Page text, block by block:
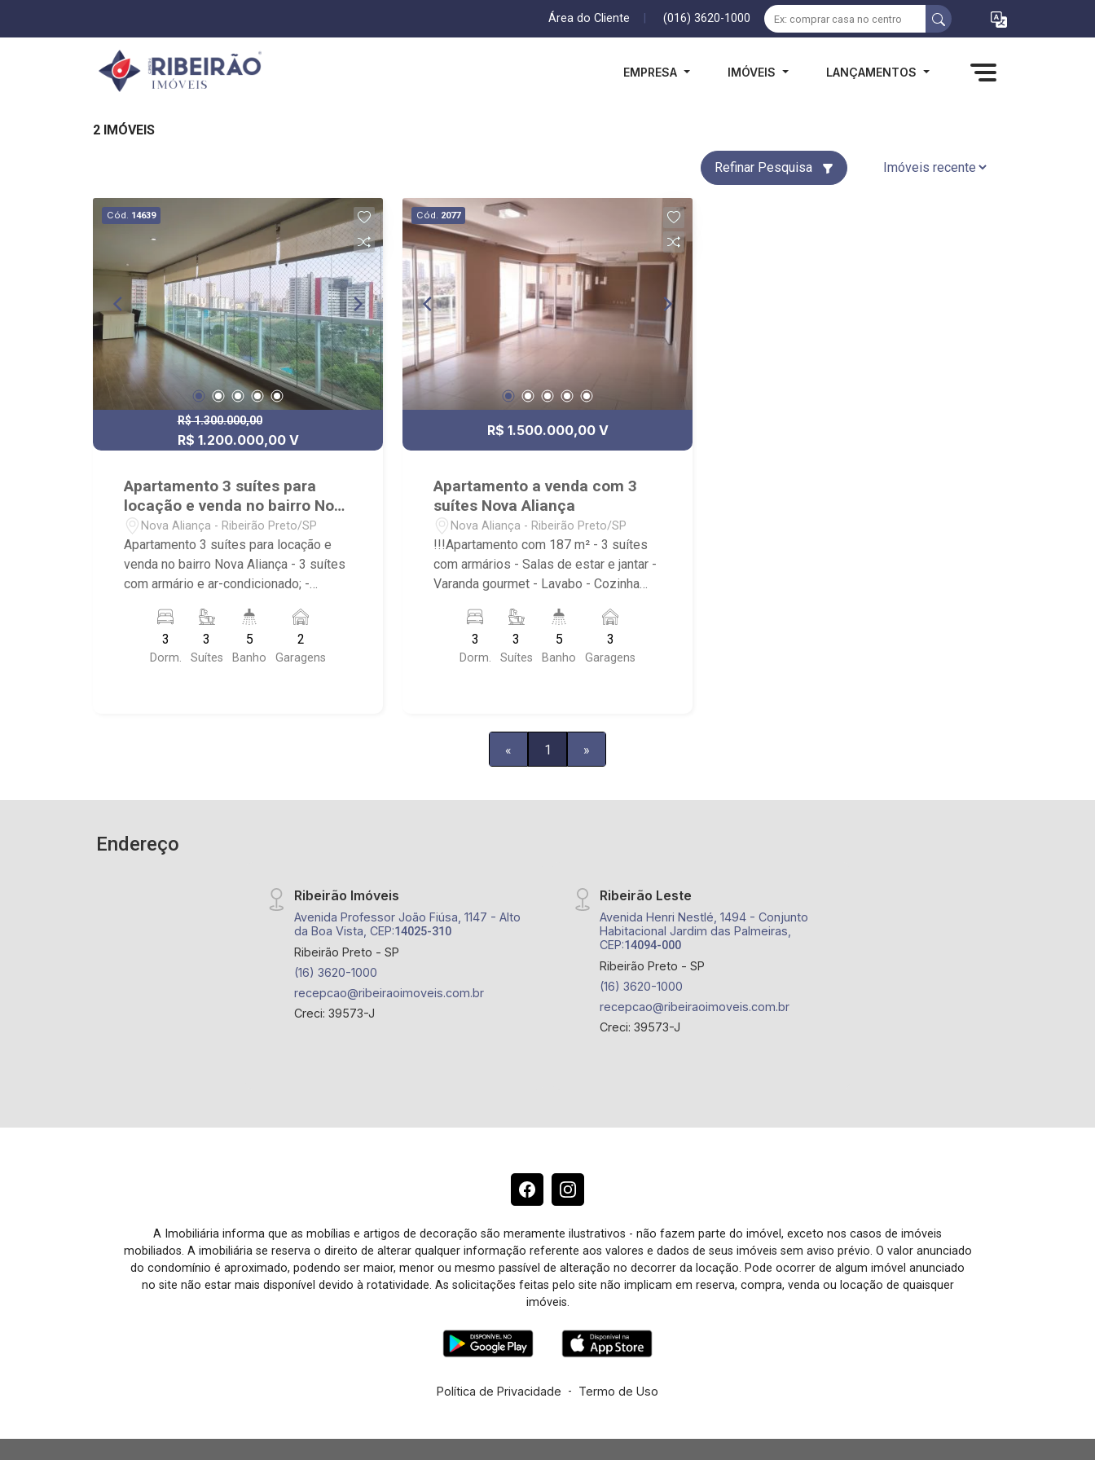
Área do Cliente (016) 3620-1000
EMPRESA IMÓVEIS LANÇAMENTOS
2 IMÓVEIS
Refinar Pesquisa
Cód. 14639
R$ 1.300.000,00
R$ 1.200.000,00 V
Apartamento 3 suítes para
locação e venda no bairro Nova
Aliança
Nova Aliança - Ribeirão Preto/SP
Apartamento 3 suítes para locação e
venda no bairro Nova Aliança - 3 suítes
com armário e ar-condicionado; -
- Living 2 ambientes com dois
aparelhos de ar; - Escritório; - Lavabo; -
Cozinha tradicional planejada; -
churrasco, salão de festa, salão de
das Artes, Ribeirão Shopping, Colégio
Objetivo, Carrefour e academia BlueFit.
3
Dorm.
3
Suítes
5
Banho
2
Garagens
Cód. 2077
R$ 1.500.000,00 V
Apartamento a venda com 3
suítes Nova Aliança
Nova Aliança - Ribeirão Preto/SP
!!!Apartamento com 187 m² - 3 suítes
com armários - Salas de estar e jantar -
Varanda gourmet - Lavabo - Cozinha
Dependência de empregada - 3 vagas
de garagem - O prédio possui portaria
24h, área de lazer completa, próximo a
3
Dorm.
3
Suítes
5
Banho
3
Garagens
« 1 »
Endereço
Ribeirão Imóveis
Avenida Professor João Fiúsa, 1147 - Alto
da Boa Vista, CEP:14025-310
Ribeirão Preto - SP
(16) 3620-1000
recepcao@ribeiraoimoveis.com.br
Creci: 39573-J
Ribeirão Leste
Avenida Henri Nestlé, 1494 - Conjunto
Habitacional Jardim das Palmeiras,
CEP:14094-000
Ribeirão Preto - SP
(16) 3620-1000
recepcao@ribeiraoimoveis.com.br
Creci: 39573-J
A Imobiliária informa que as mobílias e artigos de decoração são meramente ilustrativos - não fazem parte do imóvel, exceto nos casos de imóveis
mobiliados. A imobiliária se reserva o direito de alterar qualquer informação referente aos valores e dados de seus imóveis sem aviso prévio. O valor anunciado
do condomínio é aproximado, podendo ser maior, menor ou mesmo passível de alteração no decorrer da locação. Pode ocorrer de algum imóvel anunciado
no site não estar mais disponível devido à rotatividade. As solicitações feitas pelo site não implicam em reserva, compra, venda ou locação de quaisquer
imóveis.
Política de Privacidade - Termo de Uso